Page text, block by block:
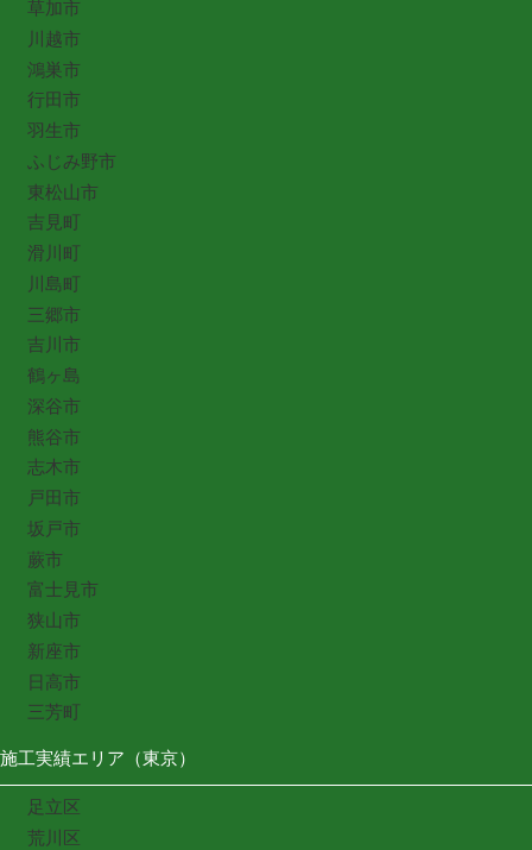
草加市
川越市
鴻巣市
行田市
羽生市
ふじみ野市
東松山市
吉見町
滑川町
川島町
三郷市
吉川市
鶴ヶ島
深谷市
熊谷市
志木市
戸田市
坂戸市
蕨市
富士見市
狭山市
新座市
日高市
三芳町
施工実績エリア（東京）
足立区
荒川区